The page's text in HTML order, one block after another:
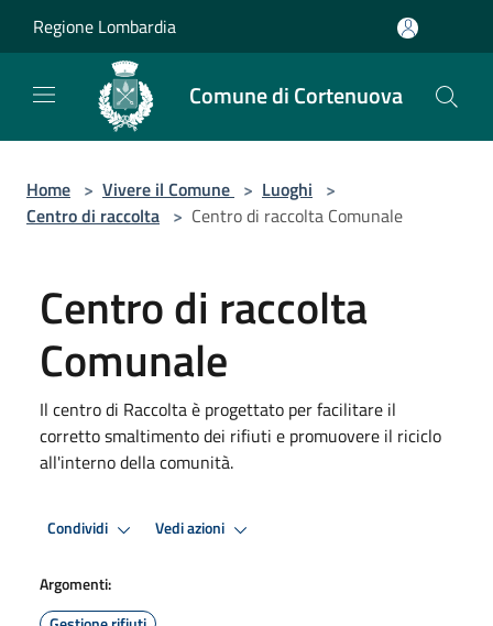
Regione Lombardia
Comune di Cortenuova
Home > Vivere il Comune > Luoghi >
Centro di raccolta > Centro di raccolta Comunale
Centro di raccolta
Comunale
Il centro di Raccolta è progettato per facilitare il
corretto smaltimento dei rifiuti e promuovere il riciclo
all'interno della comunità.
Condividi Vedi azioni
Argomenti: